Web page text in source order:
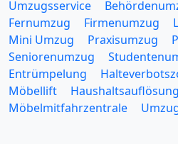
Umzugsservice
Fernumzug
Firmenumzug
Mini Umzug
Praxisumzug
Seniorenumzug
Entrümpelung
Möbellift
Haushaltsauflösung
Möbelmitfahrzentrale